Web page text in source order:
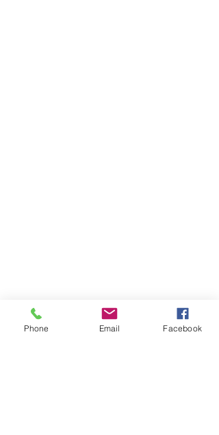
Phone Email Facebook